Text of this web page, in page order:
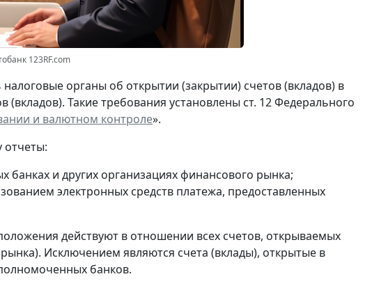
123RF.com
органы об открытии (закрытии) счетов (вкладов) в
Такие требования установлены ст. 12 Федерального
и валютном контроле».
отчеты:
банках и других организациях финансового рынка;
электронных средств платежа, предоставленных
действуют в отношении всех счетов, открываемых
Исключением являются счета (вклады), открытые в
банков.